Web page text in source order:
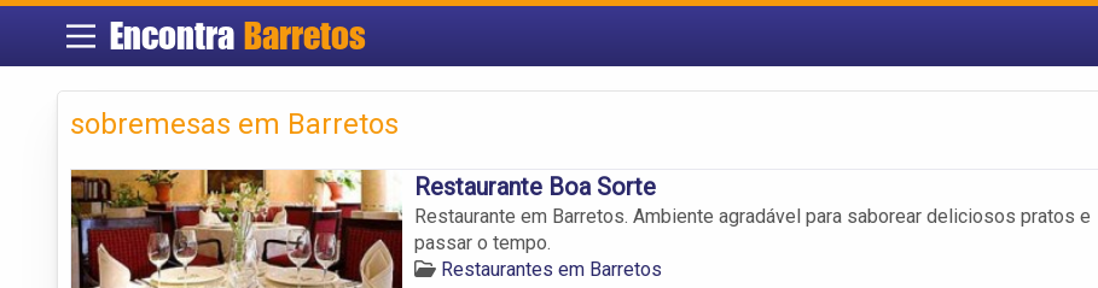
EncontraBarretos
sobremesas em Barretos
Restaurante Boa Sorte
Restaurante em Barretos. Ambiente agradável para saborear deliciosos pratos e
passar o tempo.
Restaurantes em Barretos